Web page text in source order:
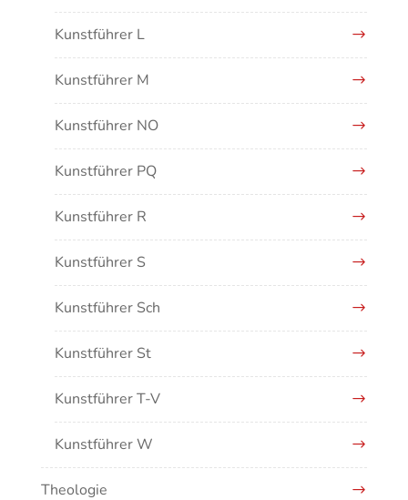
Kunstführer L
Kunstführer M
Kunstführer NO
Kunstführer PQ
Kunstführer R
Kunstführer S
Kunstführer Sch
Kunstführer St
Kunstführer T-V
Kunstführer W
Kunstführer XYZ
Theologie